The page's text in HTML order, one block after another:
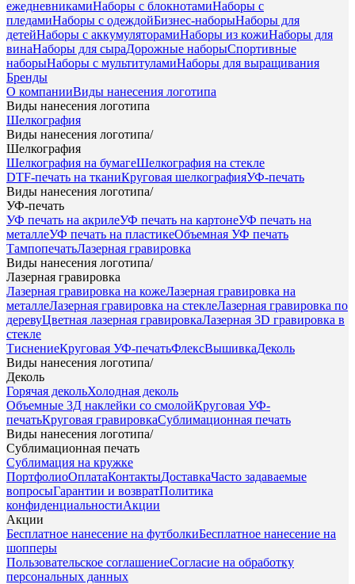
ежедневникамиНаборы с блокнотамиНаборы с
пледамиНаборы с одеждойБизнес-наборыНаборы для
детейНаборы с аккумуляторамиНаборы из кожиНаборы для
винаНаборы для сыраДорожные наборыСпортивные
наборыНаборы с мультитуламиНаборы для выращивания
Бренды
О компанииВиды нанесения логотипа
Виды нанесения логотипа
Шелкография
Виды нанесения логотипа/
Шелкография
Шелкография на бумагеШелкография на стекле
DTF-печать на тканиКруговая шелкографияУФ-печать
Виды нанесения логотипа/
УФ-печать
УФ печать на акрилеУФ печать на картонеУФ печать на
металлеУФ печать на пластикеОбъемная УФ печать
ТампопечатьЛазерная гравировка
Виды нанесения логотипа/
Лазерная гравировка
Лазерная гравировка на кожеЛазерная гравировка на
металлеЛазерная гравировка на стеклеЛазерная гравировка по
деревуЦветная лазерная гравировкаЛазерная 3D гравировка в
стекле
ТиснениеКруговая УФ-печатьФлексВышивкаДеколь
Виды нанесения логотипа/
Деколь
Горячая декольХолодная деколь
Объемные 3Д наклейки со смолойКруговая УФ-
печатьКруговая гравировкаСублимационная печать
Виды нанесения логотипа/
Сублимационная печать
Сублимация на кружке
ПортфолиоОплатаКонтактыДоставкаЧасто задаваемые
вопросыГарантии и возвратПолитика
конфиденциальностиАкции
Акции
Бесплатное нанесение на футболкиБесплатное нанесение на
шопперы
Пользовательское соглашениеСогласие на обработку
персональных данных